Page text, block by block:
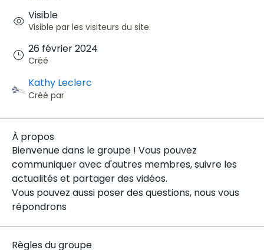
Visible
Visible par les visiteurs du site.
26 février 2024
Créé
Kathy Leclerc
Créé par
À propos
Bienvenue dans le groupe ! Vous pouvez
communiquer avec d'autres membres, suivre les
actualités et partager des vidéos.
Vous pouvez aussi poser des questions, nous vous
répondrons
Règles du groupe